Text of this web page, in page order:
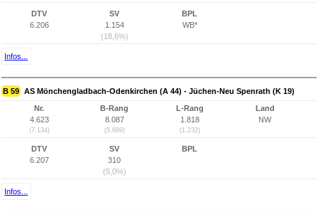
DTV
6.206
SV
1.154
(18,6%)
BPL
WB*
Infos...
B 59 AS Mönchengladbach-Odenkirchen (A 44) - Jüchen-Neu Spenrath (K 19)
Nr.
4.623
(7.134)
B-Rang
8.087
(5.689)
L-Rang
1.818
(1.232)
Land
NW
DTV
6.207
SV
310
(5,0%)
BPL
Infos...